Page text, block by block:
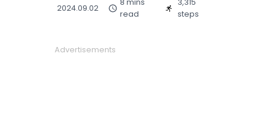
2024.09.02
8 mins
read
3,315
steps
Advertisements